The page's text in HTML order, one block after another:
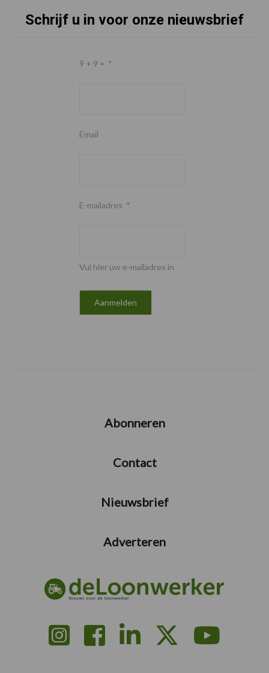
Schrijf u in voor onze nieuwsbrief
9 + 9 = *
Email
E-mailadres *
Vul hier uw e-mailadres in
Abonneren
Contact
Nieuwsbrief
Adverteren